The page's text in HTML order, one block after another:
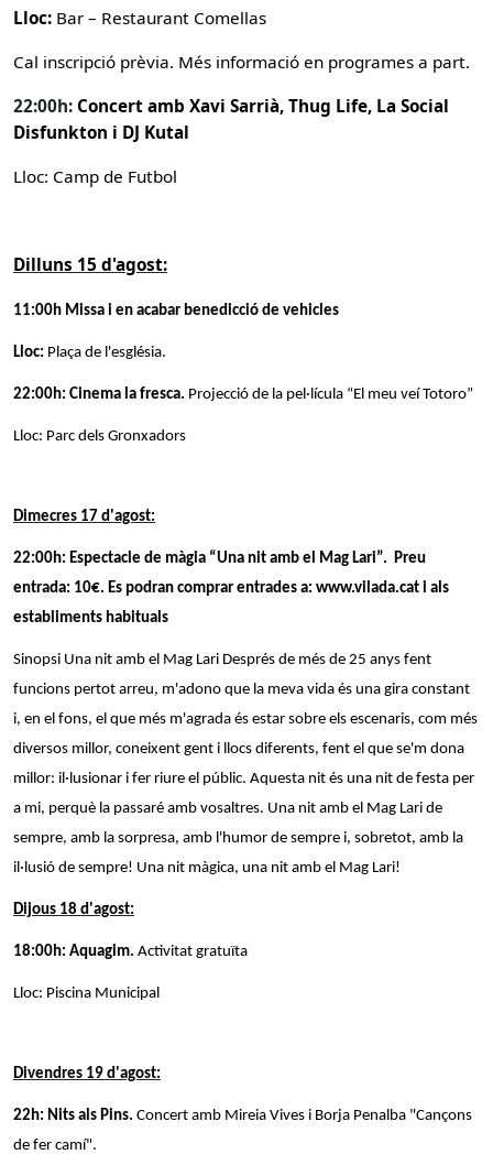
Lloc: Bar – Restaurant Comellas
Cal inscripció prèvia. Més informació en programes a part.
22:00h: Concert amb Xavi Sarrià, Thug Life, La Social
Disfunkton i DJ Kutal
Lloc: Camp de Futbol
Dilluns 15 d'agost:
11:00h Missa i en acabar benedicció de vehicles
Lloc: Plaça de l'església.
22:00h: Cinema la fresca. Projecció de la pel·lícula “El meu veí Totoro”
Lloc: Parc dels Gronxadors
Dimecres 17 d'agost:
22:00h: Espectacle de màgia “Una nit amb el Mag Lari”. Preu
entrada: 10€. Es podran comprar entrades a: www.vilada.cat i als
establiments habituals
Sinopsi Una nit amb el Mag Lari Després de més de 25 anys fent
funcions pertot arreu, m'adono que la meva vida és una gira constant
i, en el fons, el que més m'agrada és estar sobre els escenaris, com més
diversos millor, coneixent gent i llocs diferents, fent el que se'm dona
millor: il·lusionar i fer riure el públic. Aquesta nit és una nit de festa per
a mi, perquè la passaré amb vosaltres. Una nit amb el Mag Lari de
sempre, amb la sorpresa, amb l'humor de sempre i, sobretot, amb la
il·lusió de sempre! Una nit màgica, una nit amb el Mag Lari!
Dijous 18 d'agost:
18:00h: Aquagim. Activitat gratuïta
Lloc: Piscina Municipal
Divendres 19 d'agost:
22h: Nits als Pins. Concert amb Mireia Vives i Borja Penalba "Cançons
de fer camí".